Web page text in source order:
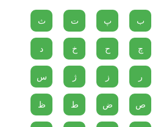
ب پ ت ث
چ ح خ د
ر ز ژ س
ص ض ط ظ